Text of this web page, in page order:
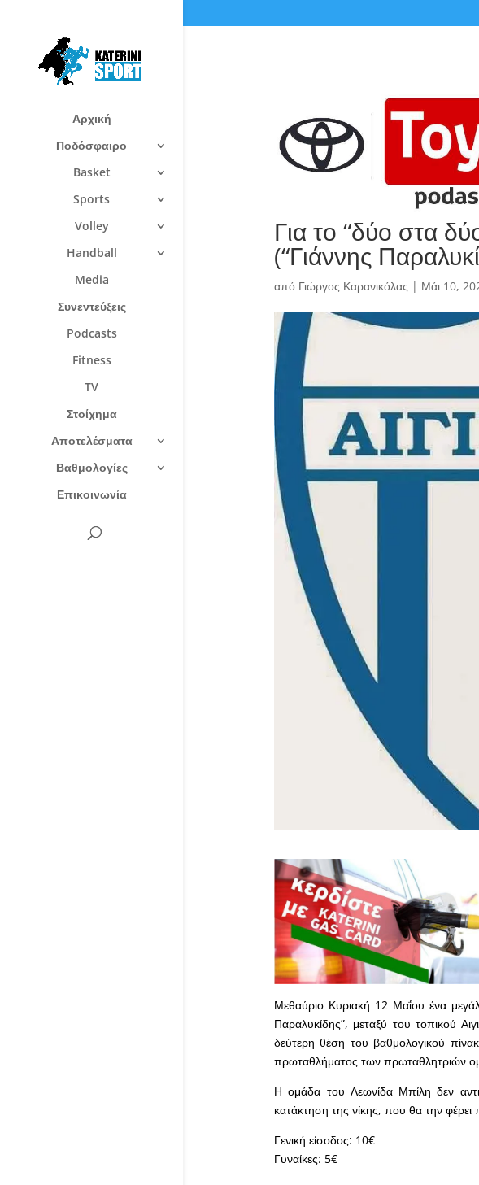
Αρχική
Ποδόσφαιρο
Basket
Sports
Volley
Handball
Media
Συνεντεύξεις
Podcasts
Fitness
TV
Στοίχημα
Αποτελέσματα
Βαθμολογίες
Επικοινωνία
Για το “δύο στα
(“Γιάννης
από Γιώργος Καρανικόλας | Μάι 10,
Μεθαύριο Κυριακή 12 Μαΐου ένα
Παραλυκίδης”, μεταξύ του τοπικού
δεύτερη θέση του βαθμολογικού
πρωταθλήματος των πρωταθλητριών
Η ομάδα του Λεωνίδα Μπίλη δεν
κατάκτηση της νίκης, που θα την φέρει
Γενική είσοδος: 10€
Γυναίκες: 5€